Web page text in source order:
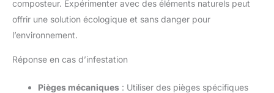
composteur. Expérimenter avec des éléments naturels peut
offrir une solution écologique et sans danger pour
l’environnement.
Réponse en cas d’infestation
Pièges mécaniques : Utiliser des pièges spécifiques